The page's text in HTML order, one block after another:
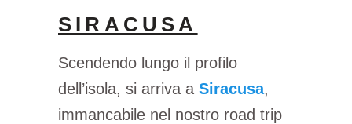
SIRACUSA
Scendendo lungo il profilo
dell’isola, si arriva a Siracusa,
immancabile nel nostro road trip